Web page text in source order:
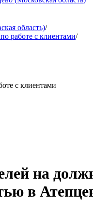
область)/
работе с клиентами/
с клиентами
на
в